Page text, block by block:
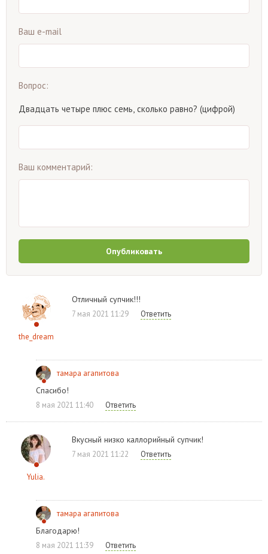
Ваш e-mail
Вопрос:
Двадцать четыре плюс семь, сколько равно? (цифрой)
Ваш комментарий:
Опубликовать
the_dream
Отличный супчик!!!
7 мая 2021 11:29 Ответить
тамара агапитова
Спасибо!
8 мая 2021 11:40 Ответить
Yulia.
Вкусный низко каллорийный супчик!
7 мая 2021 11:22 Ответить
тамара агапитова
Благодарю!
8 мая 2021 11:39 Ответить